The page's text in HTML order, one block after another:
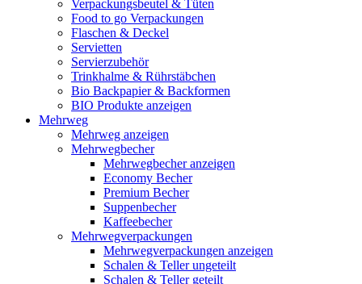
Verpackungsbeutel & Tüten
Food to go Verpackungen
Flaschen & Deckel
Servietten
Servierzubehör
Trinkhalme & Rührstäbchen
Bio Backpapier & Backformen
BIO Produkte anzeigen
Mehrweg
Mehrweg anzeigen
Mehrwegbecher
Mehrwegbecher anzeigen
Economy Becher
Premium Becher
Suppenbecher
Kaffeebecher
Mehrwegverpackungen
Mehrwegverpackungen anzeigen
Schalen & Teller ungeteilt
Schalen & Teller geteilt